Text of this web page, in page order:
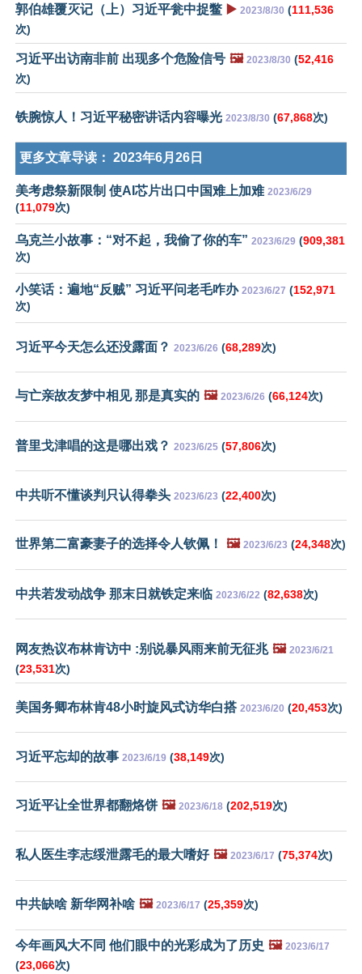
郭伯雄覆灭记（上）习近平瓮中捉鳖 ▶️ 2023/8/30 (111,536
次)
习近平出访南非前 出现多个危险信号 🖼️ 2023/8/30 (52,416
次)
铁腕惊人！习近平秘密讲话内容曝光 2023/8/30 (67,868次)
更多文章导读： 2023年6月26日
美考虑祭新限制 使AI芯片出口中国难上加难 2023/6/29
(11,079次)
乌克兰小故事：“对不起，我偷了你的车” 2023/6/29 (909,381
次)
小笑话：遍地“反贼” 习近平问老毛咋办 2023/6/27 (152,971
次)
习近平今天怎么还没露面？ 2023/6/26 (68,289次)
与亡亲故友梦中相见 那是真实的 🖼️ 2023/6/26 (66,124次)
普里戈津唱的这是哪出戏？ 2023/6/25 (57,806次)
中共听不懂谈判只认得拳头 2023/6/23 (22,400次)
世界第二富豪妻子的选择令人钦佩！ 🖼️ 2023/6/23 (24,348次)
中共若发动战争 那末日就铁定来临 2023/6/22 (82,638次)
网友热议布林肯访中 :别说暴风雨来前无征兆 🖼️ 2023/6/21
(23,531次)
美国务卿布林肯48小时旋风式访华白搭 2023/6/20 (20,453次)
习近平忘却的故事 2023/6/19 (38,149次)
习近平让全世界都翻烙饼 🖼️ 2023/6/18 (202,519次)
私人医生李志绥泄露毛的最大嗜好 🖼️ 2023/6/17 (75,374次)
中共缺啥 新华网补啥 🖼️ 2023/6/17 (25,359次)
今年画风大不同 他们眼中的光彩成为了历史 🖼️ 2023/6/17
(23,066次)